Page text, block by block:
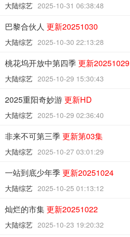
大陆综艺 2025-10-31 06:38:48
巴黎合伙人 更新20251030
大陆综艺 2025-10-30 22:13:28
桃花坞开放中第四季更新20251029
大陆综艺 2025-10-29 15:30:43
2025重阳奇妙游更新HD
大陆综艺 2025-10-29 02:36:40
非来不可第三季更新第03集
大陆综艺 2025-10-27 03:01:29
一站到底少年季更新20251024
大陆综艺 2025-10-25 01:13:12
灿烂的市集更新20251022
大陆综艺 2025-10-23 19:20:32